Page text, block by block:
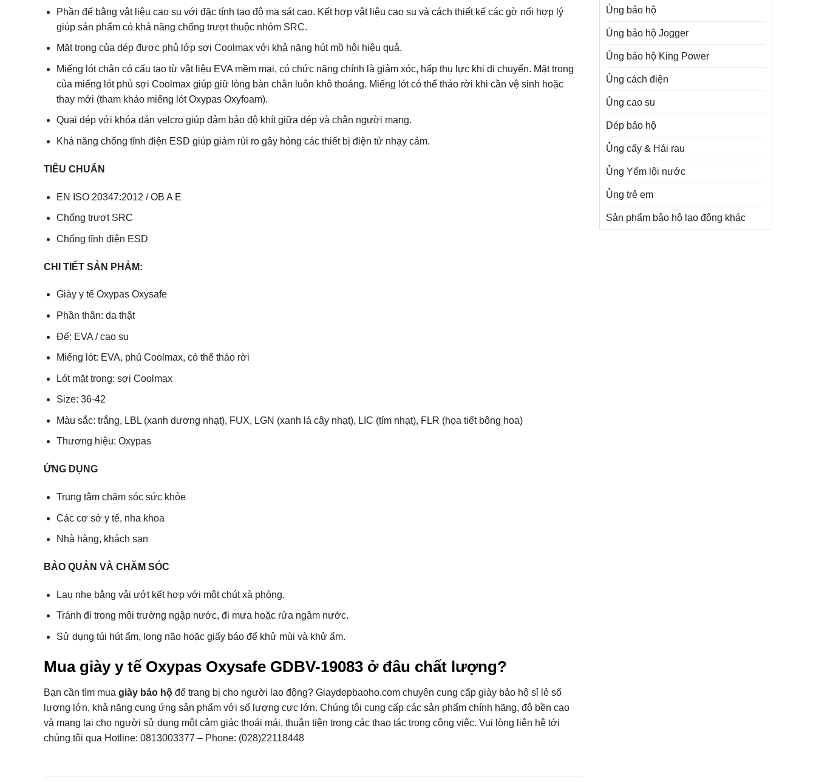
Ủng bảo hộ
Ủng bảo hộ Jogger
Ủng bảo hộ King Power
Ủng cách điện
Ủng cao su
Dép bảo hộ
Ủng cấy & Hái rau
Ủng Yếm lội nước
Ủng trẻ em
Sản phẩm bảo hộ lao động khác
Phần đế bằng vật liệu cao su với đặc tính tạo độ ma sát cao. Kết hợp vật liệu cao su và cách thiết kế các gờ nổi hợp lý
giúp sản phẩm có khả năng chống trượt thuộc nhóm SRC.
Mặt trong của dép được phủ lớp sợi Coolmax với khả năng hút mồ hôi hiệu quả.
Miếng lót chân có cấu tạo từ vật liệu EVA mềm mại, có chức năng chính là giảm xóc, hấp thụ lực khi di chuyển. Mặt trong
của miếng lót phủ sợi Coolmax giúp giữ lòng bàn chân luôn khô thoáng. Miếng lót có thể tháo rời khi cần vệ sinh hoặc
thay mới (tham khảo miếng lót Oxypas Oxyfoam).
Quai dép với khóa dán velcro giúp đảm bảo độ khít giữa dép và chân người mang.
Khả năng chống tĩnh điện ESD giúp giảm rủi ro gây hỏng các thiết bị điện tử nhạy cảm.
TIÊU CHUẨN
EN ISO 20347:2012 / OB A E
Chống trượt SRC
Chống tĩnh điện ESD
CHI TIẾT SẢN PHẢM:
Giày y tế Oxypas Oxysafe
Phần thân: da thật
Đế: EVA / cao su
Miếng lót: EVA, phủ Coolmax, có thể tháo rời
Lót mặt trong: sợi Coolmax
Size: 36-42
Màu sắc: trắng, LBL (xanh dương nhạt), FUX, LGN (xanh lá cây nhạt), LIC (tím nhạt), FLR (họa tiết bông hoa)
Thương hiệu: Oxypas
ỨNG DỤNG
Trung tâm chăm sóc sức khỏe
Các cơ sở y tế, nha khoa
Nhà hàng, khách sạn
BẢO QUẢN VÀ CHĂM SÓC
Lau nhẹ bằng vải ướt kết hợp với một chút xà phòng.
Tránh đi trong môi trường ngập nước, đi mưa hoặc rửa ngâm nước.
Sử dụng túi hút ẩm, long não hoặc giấy báo để khử mùi và khử ẩm.
Mua giày y tế Oxypas Oxysafe GDBV-19083 ở đâu chất lượng?
Bạn cần tìm mua giày bảo hộ để trang bị cho người lao động? Giaydepbaoho.com chuyên cung cấp giày bảo hộ sỉ lẻ số
lượng lớn, khả năng cung ứng sản phẩm với số lượng cực lớn. Chúng tôi cung cấp các sản phẩm chính hãng, độ bền cao
và mang lại cho người sử dụng một cảm giác thoái mái, thuận tiện trong các thao tác trong công việc. Vui lòng liên hệ tới
chúng tôi qua Hotline: 0813003377 – Phone: (028)22118448